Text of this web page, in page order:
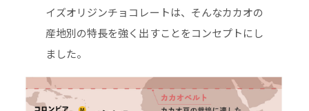
イズオリジンチョコレートは、そんなカカオの
産地別の特長を強く出すことをコンセプトにし
ました。